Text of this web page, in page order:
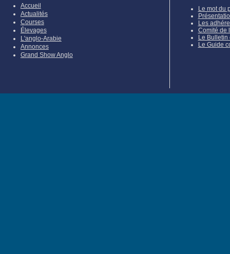
Accueil
Actualités
Courses
Élevages
L'anglo-Arabie
Annonces
Grand Show Anglo
Le mot du
Les
Comité de
Le Bulletin
Le Guide